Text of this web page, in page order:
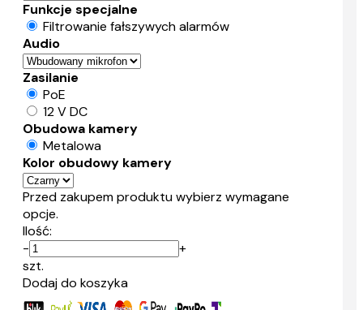
Funkcje specjalne
Filtrowanie fałszywych alarmów
Audio
Zasilanie
PoE
12 V DC
Obudowa kamery
Metalowa
Kolor obudowy kamery
Przed zakupem produktu wybierz wymagane
opcje.
Ilość:
-
+
szt.
Dodaj do koszyka